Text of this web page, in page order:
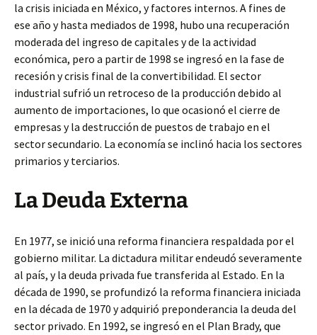
la crisis iniciada en México, y factores internos. A fines de
ese año y hasta mediados de 1998, hubo una recuperación
moderada del ingreso de capitales y de la actividad
económica, pero a partir de 1998 se ingresó en la fase de
recesión y crisis final de la convertibilidad. El sector
industrial sufrió un retroceso de la producción debido al
aumento de importaciones, lo que ocasionó el cierre de
empresas y la destrucción de puestos de trabajo en el
sector secundario. La economía se inclinó hacia los sectores
primarios y terciarios.
La Deuda Externa
En 1977, se inició una reforma financiera respaldada por el
gobierno militar. La dictadura militar endeudó severamente
al país, y la deuda privada fue transferida al Estado. En la
década de 1990, se profundizó la reforma financiera iniciada
en la década de 1970 y adquirió preponderancia la deuda del
sector privado. En 1992, se ingresó en el Plan Brady, que